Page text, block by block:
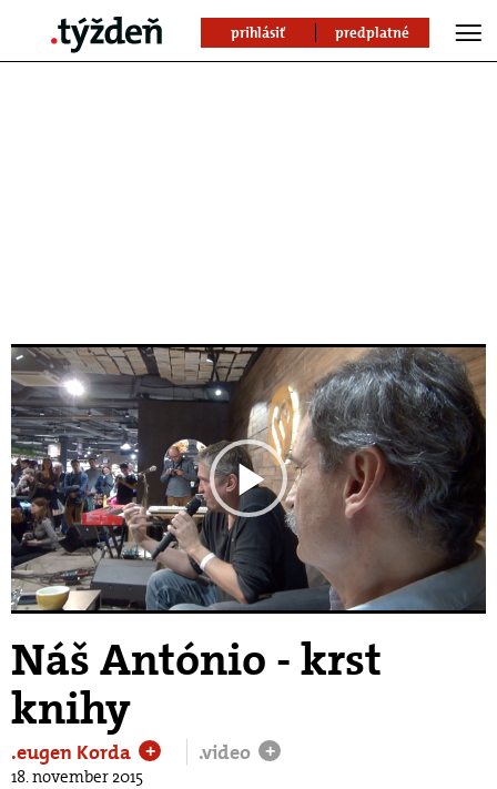
prihlásiť predplatné
Play
Video
Náš António - krst
knihy
.eugen Korda + .video +
18. november 2015